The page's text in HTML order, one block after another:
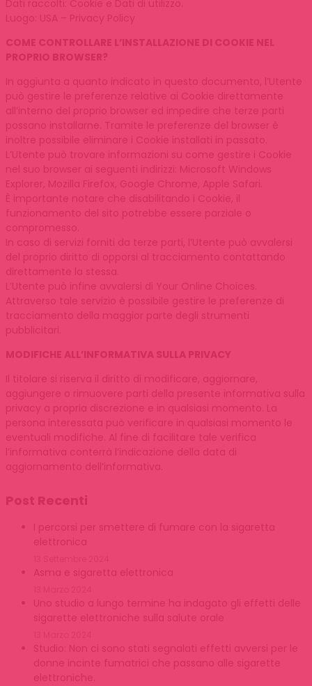
Dati raccolti: Cookie e Dati di utilizzo.
Luogo: USA – Privacy Policy
COME CONTROLLARE L’INSTALLAZIONE DI COOKIE NEL
PROPRIO BROWSER?
In aggiunta a quanto indicato in questo documento, l’Utente
può gestire le preferenze relative ai Cookie direttamente
all’interno del proprio browser ed impedire che terze parti
possano installarne. Tramite le preferenze del browser è
inoltre possibile eliminare i Cookie installati in passato.
L’Utente può trovare informazioni su come gestire i Cookie
nel suo browser ai seguenti indirizzi: Microsoft Windows
Explorer, Mozilla Firefox, Google Chrome, Apple Safari.
È importante notare che disabilitando i Cookie, il
funzionamento del sito potrebbe essere parziale o
compromesso.
In caso di servizi forniti da terze parti, l’Utente può avvalersi
del proprio diritto di opporsi al tracciamento contattando
direttamente la stessa.
L’Utente può infine avvalersi di Your Online Choices.
Attraverso tale servizio è possibile gestire le preferenze di
tracciamento della maggior parte degli strumenti
pubblicitari.
MODIFICHE ALL’INFORMATIVA SULLA PRIVACY
Il titolare si riserva il diritto di modificare, aggiornare,
aggiungere o rimuovere parti della presente informativa sulla
privacy a propria discrezione e in qualsiasi momento. La
persona interessata può verificare in qualsiasi momento le
eventuali modifiche. Al fine di facilitare tale verifica
l’informativa conterrà l’indicazione della data di
aggiornamento dell’informativa.
Post Recenti
I percorsi per smettere di fumare con la sigaretta
elettronica
Asma e sigaretta elettronica
Uno studio a lungo termine ha indagato gli effetti delle
sigarette elettroniche sulla salute orale
Studio: Non ci sono stati segnalati effetti avversi per le
donne incinte fumatrici che passano alle sigarette
elettroniche.